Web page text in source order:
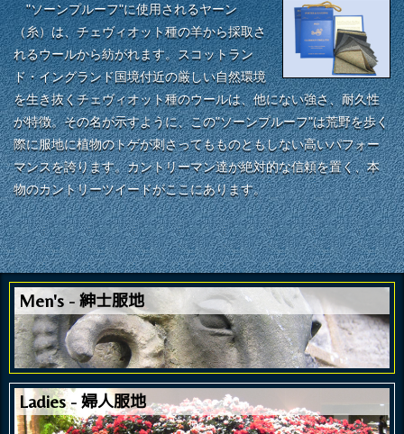
"ソーンプルーフ"に使用されるヤーン
（糸）は、チェヴィオット種の羊から採取さ
れるウールから紡がれます。スコットラン
ド・イングランド国境付近の厳しい自然環境
を生き抜くチェヴィオット種のウールは、他にない強さ、耐久性
が特徴。その名が示すように、この"ソーンプルーフ"は荒野を歩く
際に服地に植物のトゲが刺さってもものともしない高いパフォー
マンスを誇ります。カントリーマン達が絶対的な信頼を置く、本
物のカントリーツイードがここにあります。
Men's 紳士服地
Ladies 婦人服地